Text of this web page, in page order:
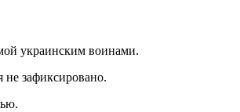
украинским воинами.
зафиксировано.